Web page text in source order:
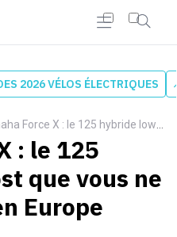
2026 VÉLOS ÉLECTRIQUES
X : le 125 hybride low-cost que vous ne verrez jamais en Europe
: le 125
que vous ne
Europe